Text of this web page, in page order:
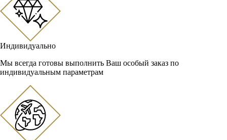
Индивидуально
Мы всегда готовы выполнить Ваш особый заказ по
индивидуальным параметрам